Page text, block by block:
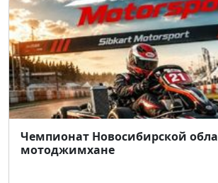
🕛 Время: 12:00–18:00
📍 Место: Новосибирск, ул.
🎟 Билеты тут
Чемпионат Новосибирской
мотоджимхане